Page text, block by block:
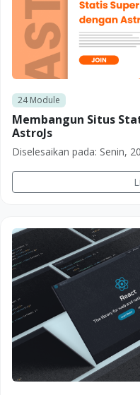
24Module
Membangun Situs
AstroJs
Diselesaikan pada: Senin,